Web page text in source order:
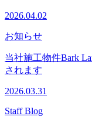
2026.04.02
お知らせ
当社施工物件Bark
されます
2026.03.31
Staff Blog